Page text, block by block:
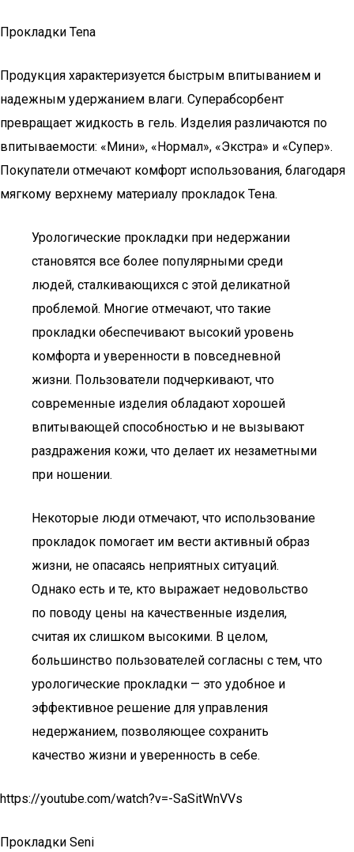
Прокладки Tena
Продукция характеризуется быстрым впитыванием и
надежным удержанием влаги. Суперабсорбент
превращает жидкость в гель. Изделия различаются по
впитываемости: «Мини», «Нормал», «Экстра» и «Супер».
Покупатели отмечают комфорт использования, благодаря
мягкому верхнему материалу прокладок Тена.
Урологические прокладки при недержании
становятся все более популярными среди
людей, сталкивающихся с этой деликатной
проблемой. Многие отмечают, что такие
прокладки обеспечивают высокий уровень
комфорта и уверенности в повседневной
жизни. Пользователи подчеркивают, что
современные изделия обладают хорошей
впитывающей способностью и не вызывают
раздражения кожи, что делает их незаметными
при ношении.
Некоторые люди отмечают, что использование
прокладок помогает им вести активный образ
жизни, не опасаясь неприятных ситуаций.
Однако есть и те, кто выражает недовольство
по поводу цены на качественные изделия,
считая их слишком высокими. В целом,
большинство пользователей согласны с тем, что
урологические прокладки — это удобное и
эффективное решение для управления
недержанием, позволяющее сохранить
качество жизни и уверенность в себе.
https://youtube.com/watch?v=-SaSitWnVVs
Прокладки Seni